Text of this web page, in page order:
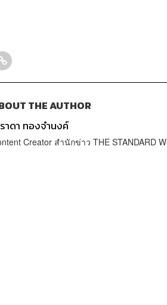
THE AUTHOR
าดา ทองจำนงค์
Creator สำนักข่าว THE STANDARD